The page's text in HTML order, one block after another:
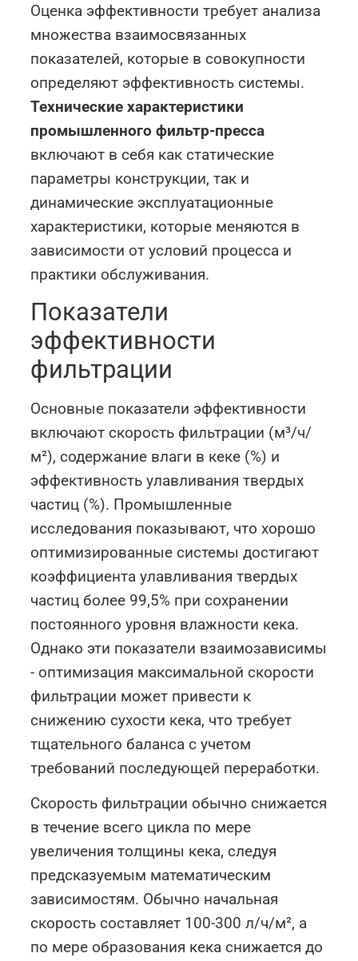
Оценка эффективности требует анализа
множества взаимосвязанных
показателей, которые в совокупности
определяют эффективность системы.
Технические характеристики
промышленного фильтр-пресса
включают в себя как статические
параметры конструкции, так и
динамические эксплуатационные
характеристики, которые меняются в
зависимости от условий процесса и
практики обслуживания.
Показатели
эффективности
фильтрации
Основные показатели эффективности
включают скорость фильтрации (м³/ч/
м²), содержание влаги в кеке (%) и
эффективность улавливания твердых
частиц (%). Промышленные
исследования показывают, что хорошо
оптимизированные системы достигают
коэффициента улавливания твердых
частиц более 99,5% при сохранении
постоянного уровня влажности кека.
Однако эти показатели взаимозависимы
- оптимизация максимальной скорости
фильтрации может привести к
снижению сухости кека, что требует
тщательного баланса с учетом
требований последующей переработки.
Скорость фильтрации обычно снижается
в течение всего цикла по мере
увеличения толщины кека, следуя
предсказуемым математическим
зависимостям. Обычно начальная
скорость составляет 100-300 л/ч/м², а
по мере образования кека снижается до